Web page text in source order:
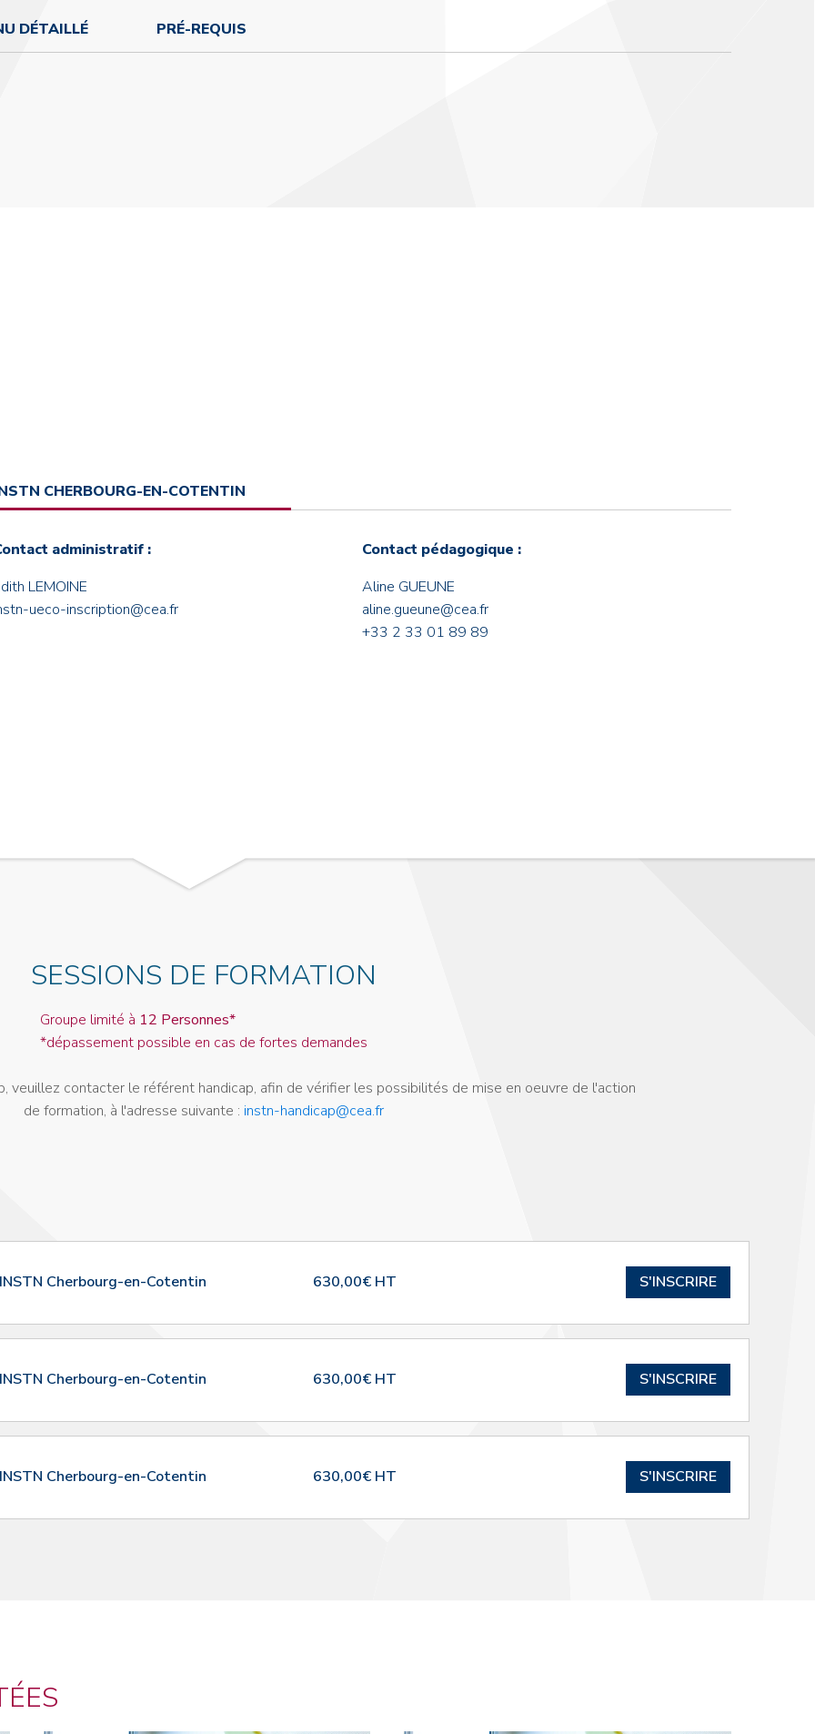
DÉTAILLÉ PRÉ-REQUIS
CHERBOURG-EN-COTENTIN
administratif :
LEMOINE
ueco-inscription@cea.fr
Contact pédagogique :
Aline GUEUNE
aline.gueune@cea.fr
+33 2 33 01 89 89
SESSIONS DE FORMATION
Groupe limité à 12 Personnes*
*dépassement possible en cas de fortes demandes
veuillez contacter le référent handicap, afin de vérifier les possibilités de mise en oeuvre de l'action
de formation, à l'adresse suivante : instn-handicap@cea.fr
INSTN Cherbourg-en-Cotentin 630,00€ HT S'INSCRIRE
INSTN Cherbourg-en-Cotentin 630,00€ HT S'INSCRIRE
INSTN Cherbourg-en-Cotentin 630,00€ HT S'INSCRIRE